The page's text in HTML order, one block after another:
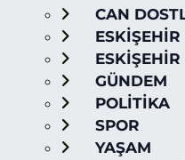
CAN
ESKİŞEHİR
GÜNDEM
POLİTİKA
SPOR
YAŞAM